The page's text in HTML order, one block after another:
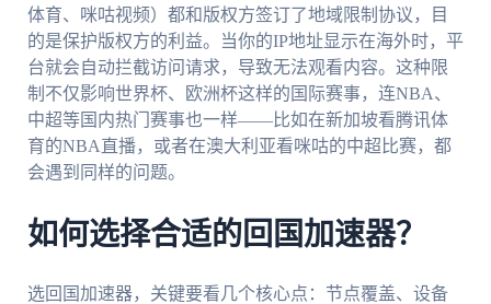
体育、咪咕视频）都和版权方签订了地域限制协议，目
的是保护版权方的利益。当你的IP地址显示在海外时，平
台就会自动拦截访问请求，导致无法观看内容。这种限
制不仅影响世界杯、欧洲杯这样的国际赛事，连NBA、
中超等国内热门赛事也一样——比如在新加坡看腾讯体
育的NBA直播，或者在澳大利亚看咪咕的中超比赛，都
会遇到同样的问题。
如何选择合适的回国加速器？
选回国加速器，关键要看几个核心点：节点覆盖、设备